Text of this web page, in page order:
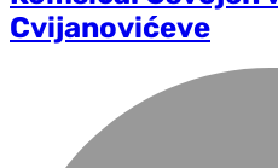
Cvijanovićeve